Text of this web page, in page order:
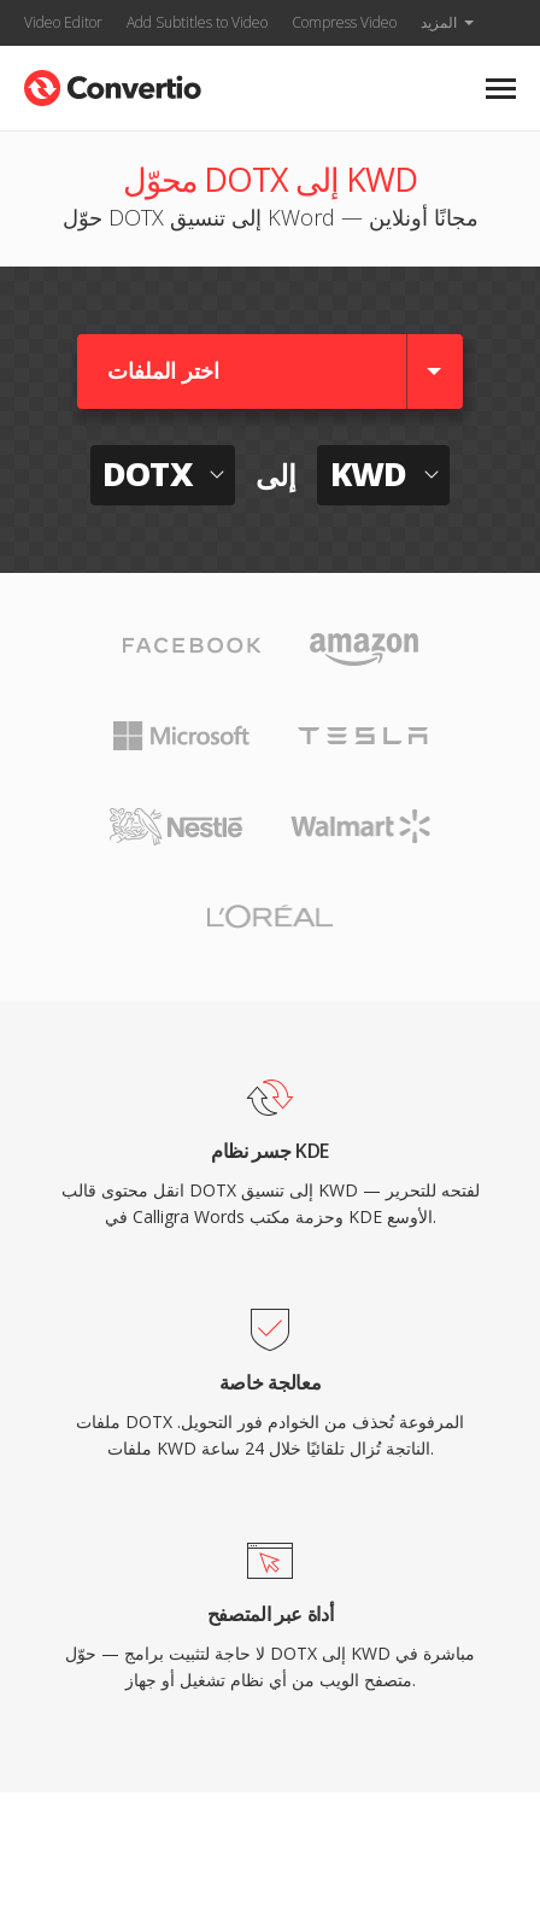
Video Editor Add Subtitles to Video Compress Video المزيد
محوّل DOTX إلى KWD
حوّل DOTX إلى تنسيق KWord — مجانًا أونلاين
اختر الملفات
DOTX إلى KWD
جسر نظام KDE
انقل محتوى قالب DOTX إلى تنسيق KWD — لفتحه للتحرير
في Calligra Words وحزمة مكتب KDE الأوسع.
معالجة خاصة
ملفات DOTX المرفوعة تُحذف من الخوادم فور التحويل.
ملفات KWD الناتجة تُزال تلقائيًا خلال 24 ساعة.
أداة عبر المتصفح
لا حاجة لتثبيت برامج — حوّل DOTX إلى KWD مباشرة في
متصفح الويب من أي نظام تشغيل أو جهاز.